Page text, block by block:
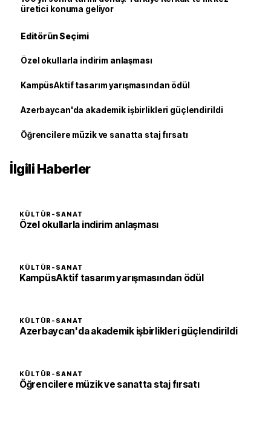
üretici konuma geliyor
Editörün Seçimi
Özel okullarla indirim anlaşması
KampüsAktif tasarım yarışmasından ödül
Azerbaycan'da akademik işbirlikleri güçlendirildi
Öğrencilere müzik ve sanatta staj fırsatı
İlgili Haberler
KÜLTÜR-SANAT
Özel okullarla indirim anlaşması
KÜLTÜR-SANAT
KampüsAktif tasarım yarışmasından ödül
KÜLTÜR-SANAT
Azerbaycan'da akademik işbirlikleri güçlendirildi
KÜLTÜR-SANAT
Öğrencilere müzik ve sanatta staj fırsatı